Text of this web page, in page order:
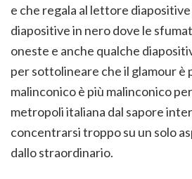
e che regala al lettore diapositive
diapositive in nero dove le
oneste e anche qualche
per sottolineare che il glamour è
malinconico è più malinconico
metropoli italiana dal sapore
concentrarsi troppo su un solo
dallo straordinario.